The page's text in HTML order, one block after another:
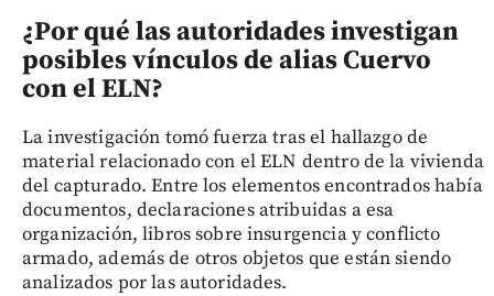
¿Por qué las autoridades investigan
posibles vínculos de alias Cuervo
con el ELN?
La investigación tomó fuerza tras el hallazgo de
material relacionado con el ELN dentro de la vivienda
del capturado. Entre los elementos encontrados había
documentos, declaraciones atribuidas a esa
organización, libros sobre insurgencia y conflicto
armado, además de otros objetos que están siendo
analizados por las autoridades.